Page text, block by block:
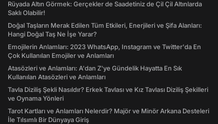
Rüyada Altın Görmek: Gerçekler de Saadetiniz de Çil Çil Altınlarda
Saklı Olabilir!
Doğal Taşların Merak Edilen Tüm Etkileri, Enerjileri ve Şifa Alanları:
Hangi Doğal Taş Ne İşe Yarar?
Emojilerin Anlamları: 2023 WhatsApp, Instagram ve Twitter'da En
Çok Kullanılan Emojiler ve Anlamları
Atasözleri ve Anlamları: A'dan Z'ye Gündelik Hayatta En Sık
Kullanılan Atasözleri ve Anlamları
Tavla Diziliş Şekli Nasıldır? Erkek Tavlası ve Kız Tavlası Diziliş Şekilleri
ve Oynama Yönleri
Tarot Kartları ve Anlamları Nelerdir? Majör ve Minör Arkana Desteleri
İle Tılsımlı Bir Dünyaya Giriş